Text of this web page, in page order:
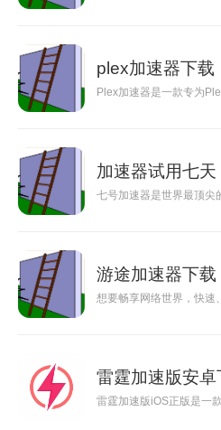
plex加速器下载
Plex加速器是一款专为
加速器试用七天
七号加速器是世界最顶尖
游途加速器下载
想要畅享网络世界，快速
雷霆加速版安卓
雷霆加速版iOS正版是一